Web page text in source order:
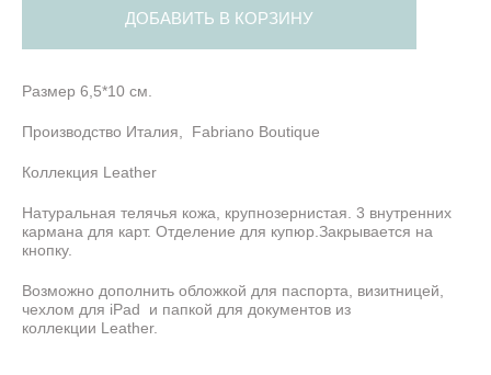
ДОБАВИТЬ В КОРЗИНУ
Размер 6,5*10 см.
Производство Италия, Fabriano Boutique
Коллекция Leather
Натуральная телячья кожа, крупнозернистая. 3 внутренних
кармана для карт. Отделение для купюр.Закрывается на
кнопку.
Возможно дополнить обложкой для паспорта, визитницей,
чехлом для iPad и папкой для документов из
коллекции Leather.